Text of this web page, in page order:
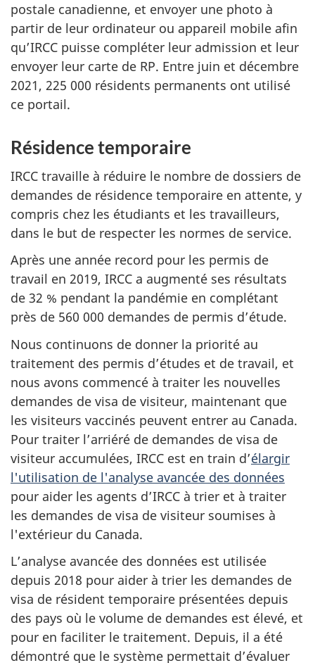
postale canadienne, et envoyer une photo à
partir de leur ordinateur ou appareil mobile afin
qu’IRCC puisse compléter leur admission et leur
envoyer leur carte de RP. Entre juin et décembre
2021, 225 000 résidents permanents ont utilisé
ce portail.
Résidence temporaire
IRCC travaille à réduire le nombre de dossiers de
demandes de résidence temporaire en attente, y
compris chez les étudiants et les travailleurs,
dans le but de respecter les normes de service.
Après une année record pour les permis de
travail en 2019, IRCC a augmenté ses résultats
de 32 % pendant la pandémie en complétant
près de 560 000 demandes de permis d’étude.
Nous continuons de donner la priorité au
traitement des permis d’études et de travail, et
nous avons commencé à traiter les nouvelles
demandes de visa de visiteur, maintenant que
les visiteurs vaccinés peuvent entrer au Canada.
Pour traiter l’arriéré de demandes de visa de
visiteur accumulées, IRCC est en train d’élargir
l'utilisation de l'analyse avancée des données
pour aider les agents d’IRCC à trier et à traiter
les demandes de visa de visiteur soumises à
l'extérieur du Canada.
L’analyse avancée des données est utilisée
depuis 2018 pour aider à trier les demandes de
visa de résident temporaire présentées depuis
des pays où le volume de demandes est élevé, et
pour en faciliter le traitement. Depuis, il a été
démontré que le système permettait d’évaluer